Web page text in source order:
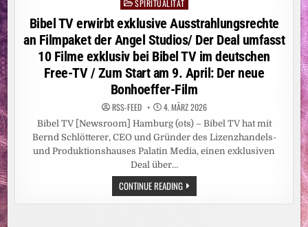
PostedSPIRITUALITÄT
Bibel TV erwirbt exklusive Ausstrahlungsrechte
an Filmpaket der Angel Studios/ Der Deal umfasst
10 Filme exklusiv bei Bibel TV im deutschen
Free-TV / Zum Start am 9. April: Der neue
Bonhoeffer-Film
RSS-FEED 4. MÄRZ 2026
Bibel TV [Newsroom] Hamburg (ots) – Bibel TV hat mit
Bernd Schlötterer, CEO und Gründer des Lizenzhandels-
und Produktionshauses Palatin Media, einen exklusiven
Deal über…
CONTINUE READINGBIBEL
TV
ERWIRBT